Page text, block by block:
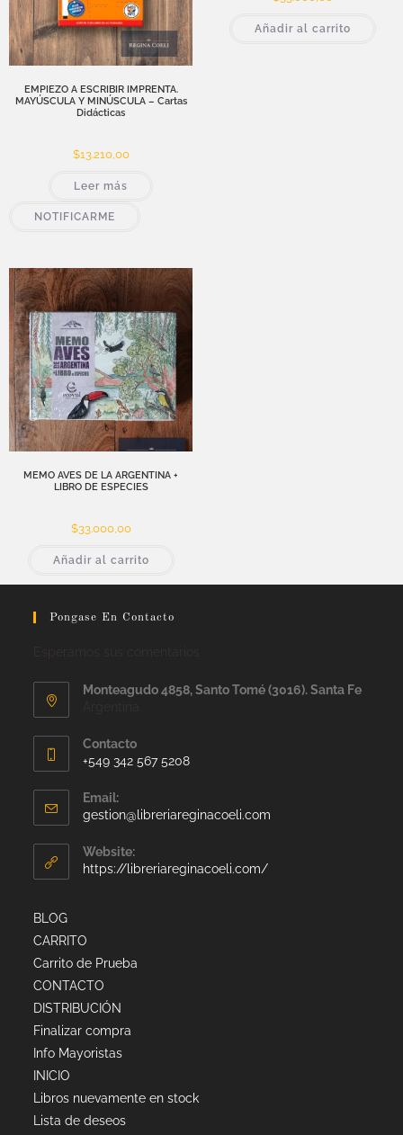
EMPIEZO A ESCRIBIR IMPRENTA.
MAYÚSCULA Y MINÚSCULA – Cartas
Didácticas
$13.210,00
Leer más
NOTIFICARME
Añadir al carrito
MEMO AVES DE LA ARGENTINA +
LIBRO DE ESPECIES
$33.000,00
Añadir al carrito
Pongase En Contacto
Monteagudo 4858, Santo Tomé (3016). Santa Fe
Contacto
+549 342 567 5208
Email:
gestion@libreriareginacoeli.com
Website:
https://libreriareginacoeli.com/
BLOG
CARRITO
Carrito de Prueba
CONTACTO
DISTRIBUCIÓN
Finalizar compra
Info Mayoristas
INICIO
Libros nuevamente en stock
Lista de deseos